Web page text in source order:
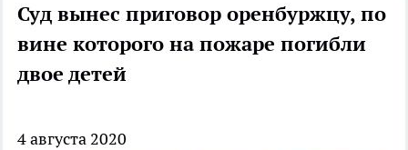
Суд вынес приговор оренбуржцу, по
вине которого на пожаре погибли
двое детей
4 августа 2020